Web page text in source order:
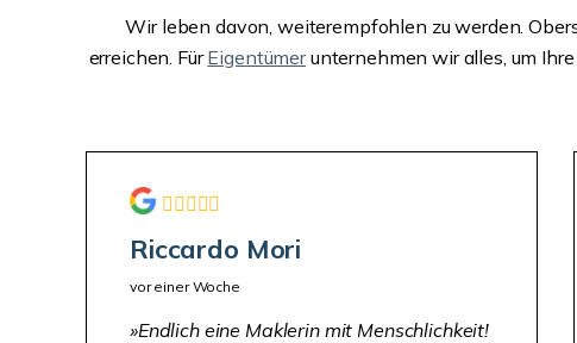
Wir leben davon, weiterempfohlen zu werden.
erreichen. FürEigentümerunternehmen wir alles, um
Riccardo Mori
vor einer Woche
Endlich eine Maklerin mit Menschlichkeit!